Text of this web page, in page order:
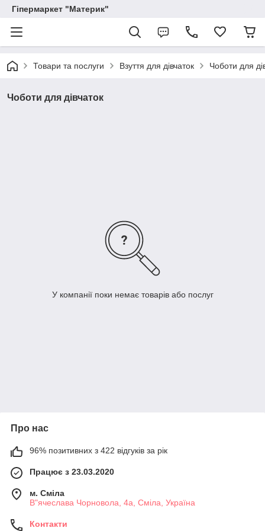
Гіпермаркет "Материк"
Товари та послуги Взуття для дівчаток Чоботи для
Чоботи для дівчаток
У компанії поки немає товарів або послуг
Про нас
96% позитивних з 422 відгуків за рік
Працює з 23.03.2020
м. Сміла
В"ячеслава Чорновола, 4а, Сміла, Україна
Контакти